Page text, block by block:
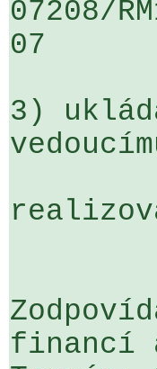
07
3)
financí